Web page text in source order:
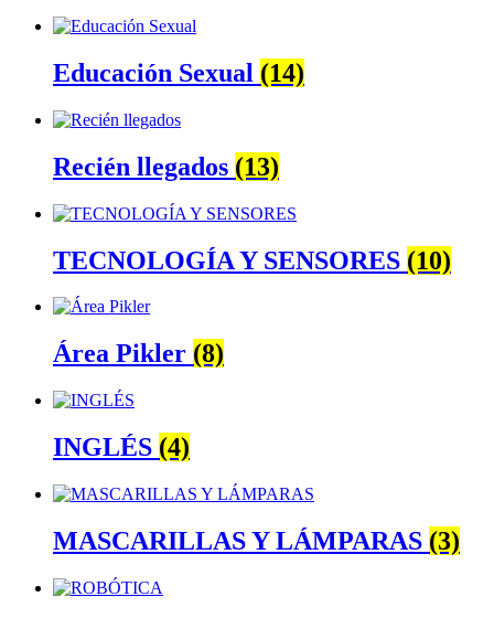
Educación Sexual (14)
Recién llegados (13)
TECNOLOGÍA Y SENSORES (10)
Área Pikler (8)
INGLÉS (4)
MASCARILLAS Y LÁMPARAS (3)